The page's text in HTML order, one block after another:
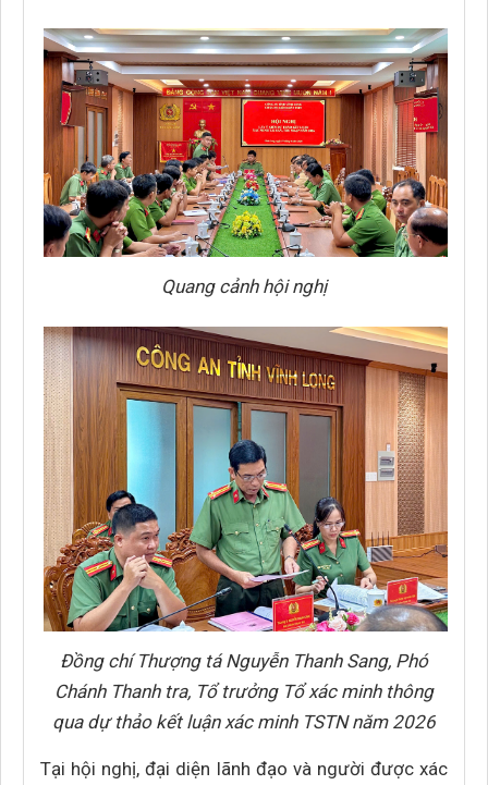
Quang cảnh hội nghị
Đồng chí Thượng tá Nguyễn Thanh Sang, Phó
Chánh Thanh tra, Tổ trưởng Tổ xác minh thông
qua dự thảo kết luận xác minh TSTN năm 2026
Tại hội nghị, đại diện lãnh đạo và người được xác